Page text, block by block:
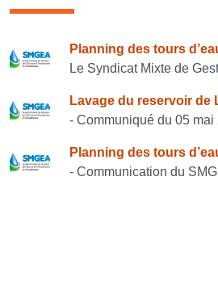
Consulter également
Planning des tours
Le Syndicat Mixte de
Lavage du reservoir de
- Communiqué du 05 mai
Planning des tours
- Communication du